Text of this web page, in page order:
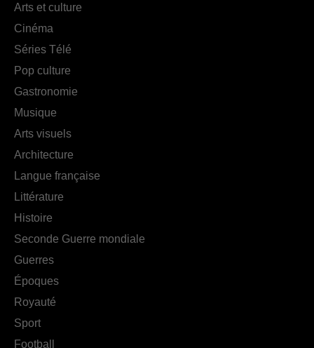
Arts et culture
Cinéma
Séries Télé
Pop culture
Gastronomie
Musique
Arts visuels
Architecture
Langue française
Littérature
Histoire
Seconde Guerre mondiale
Guerres
Époques
Royauté
Sport
Football